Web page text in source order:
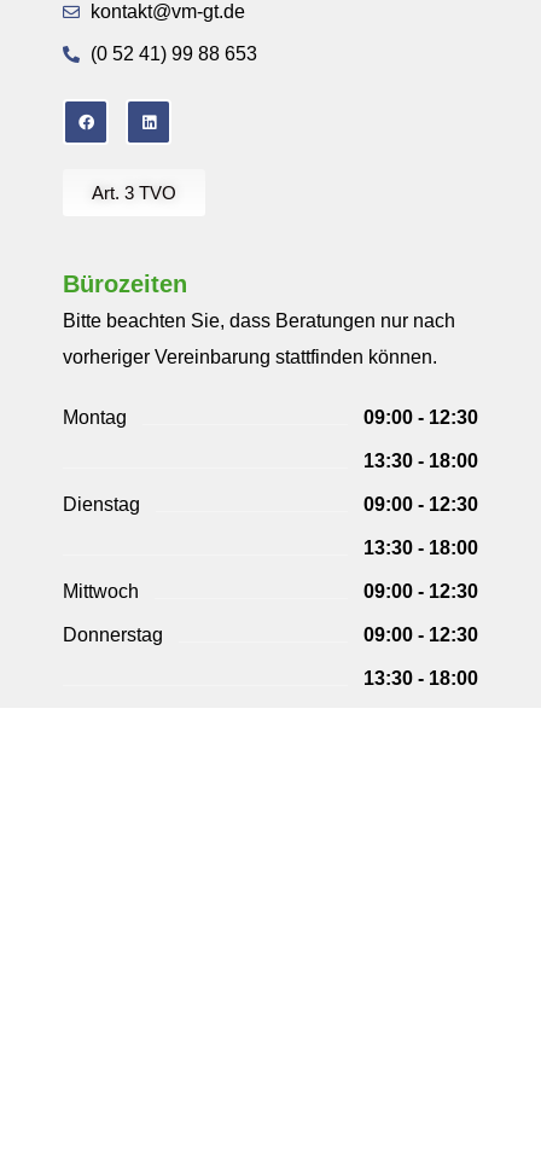
kontakt@vm-gt.de
(0 52 41) 99 88 653
Art. 3 TVO
Bürozeiten
Bitte beachten Sie, dass Beratungen nur nach
vorheriger Vereinbarung stattfinden können.
Montag 09:00 - 12:30
13:30 - 18:00
Dienstag 09:00 - 12:30
13:30 - 18:00
Mittwoch 09:00 - 12:30
Donnerstag 09:00 - 12:30
13:30 - 18:00